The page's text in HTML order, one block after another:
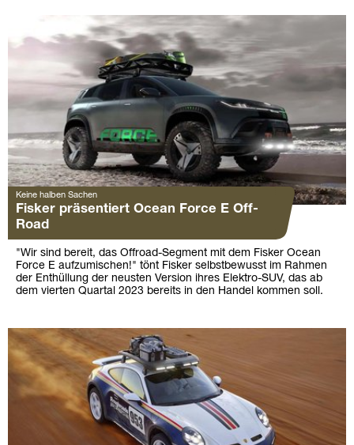
Keine halben Sachen
Fisker präsentiert Ocean Force E Off-
Road
"Wir sind bereit, das Offroad-Segment mit dem Fisker Ocean
Force E aufzumischen!" tönt Fisker selbstbewusst im Rahmen
der Enthüllung der neusten Version ihres Elektro-SUV, das ab
dem vierten Quartal 2023 bereits in den Handel kommen soll.